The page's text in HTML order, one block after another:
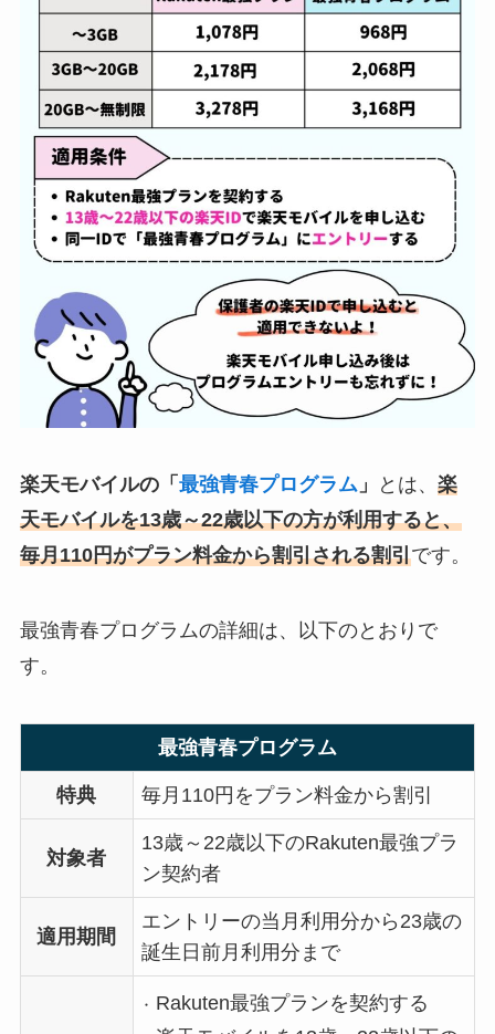
楽天モバイルの「 最強青春プログラム」 とは、 楽
天モバイルを13歳～22歳以下の方が利用すると、
毎月110円がプラン料金から割引される割引です。
最強青春プログラムの詳細は、以下のとおりで
す。
最強青春プログラム
特典 毎月110円をプラン料金から割引
対象者
13歳～22歳以下のRakuten最強プラ
ン契約者
適用期間
エントリーの当月利用分から23歳の
誕生日前月利用分まで
Rakuten最強プランを契約する